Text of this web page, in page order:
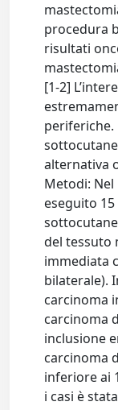
procedura
risultati
[1-2]
periferiche.
alternativa
Metodi: Nel
eseguito
del tessuto
immediata
bilaterale).
carcinoma
carcinoma
inclusione
carcinoma
inferiore ai
i casi è